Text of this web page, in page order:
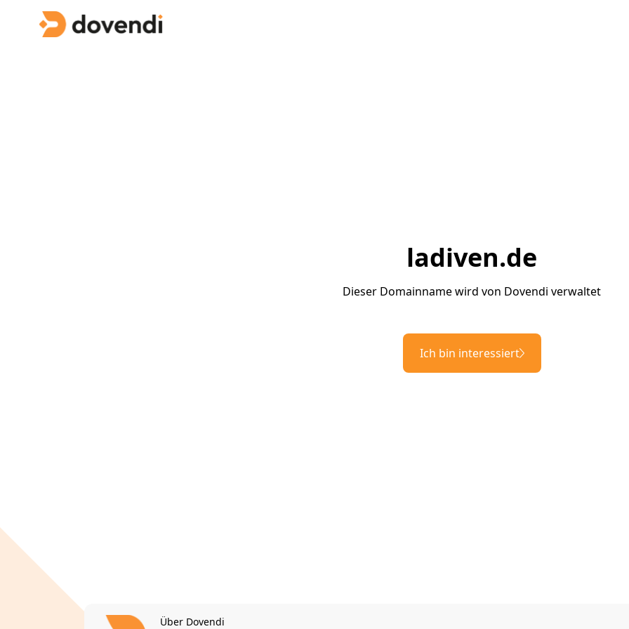
ladiven.de
Dieser Domainname wird von Dovendi verwaltet
Ich bin interessiert
Über Dovendi